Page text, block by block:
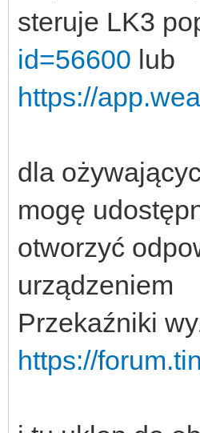
steruje LK3
id=56600 lub
https://
dla
mogę
otworzyć
urządzeniem
Przekaźniki
https://